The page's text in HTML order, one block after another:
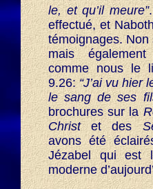
le, et qu’il meure”
effectué, et
témoignages.
mais
comme nous le
9.26:“J’ai vu hier
le sang de ses
brochures sur la
Christet des
avons été
Jézabel qui est
moderne